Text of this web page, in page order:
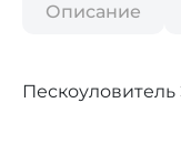
Описание